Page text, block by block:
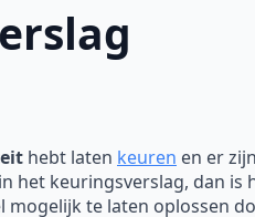
hebt laten keuren en er
het keuringsverslag, dan is
mogelijk te laten oplossen